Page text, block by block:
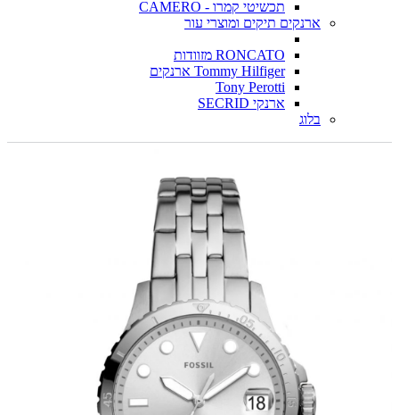
תכשיטי קמרו - CAMERO
ארנקים תיקים ומוצרי עור
RONCATO מזוודות
Tommy Hilfiger ארנקים
Tony Perotti
ארנקי SECRID
בלוג